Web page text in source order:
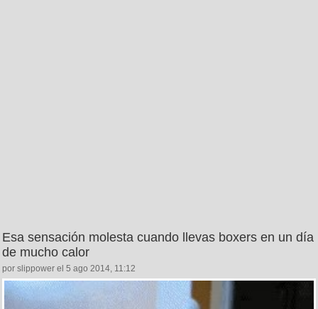
Esa sensación molesta cuando llevas boxers en un día
de mucho calor
por slippower el 5 ago 2014, 11:12